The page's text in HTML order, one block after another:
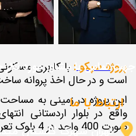
پروژه سپکو :
است و در حال اخذ پروانه
واقع در بلوار اردستانی
صورت 400 واحد در 4 بلوک تعریف شده است.
ارتباط با ما
تهران شهرک گلستان
​جهت تماس با مشاور مورد نظر